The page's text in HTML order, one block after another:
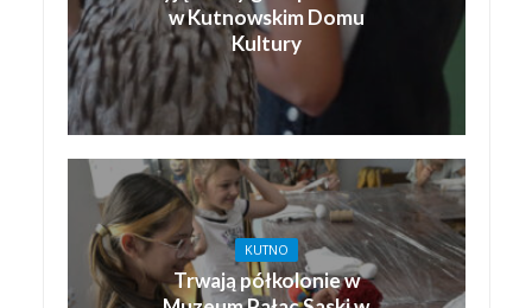
w Kutnowskim Domu
Kultury
KUTNO
Trwają półkolonie w